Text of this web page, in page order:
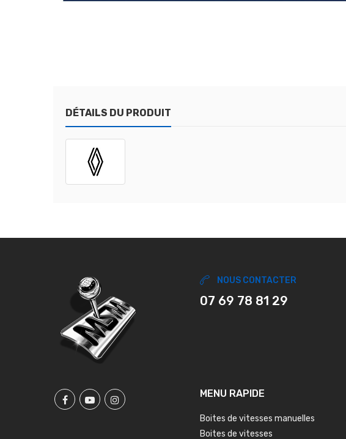
DÉTAILS DU PRODUIT
NOUS CONTACTER
07 69 78 81 29
MENU RAPIDE
Boites de vitesses manuelles
Boites de vitesses